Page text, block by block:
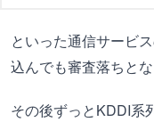
といった通信サービ
込んでも審査落ちと
その後ずっとKDDI系